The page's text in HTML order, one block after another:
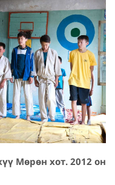
Мөрөн хот. 2012 он